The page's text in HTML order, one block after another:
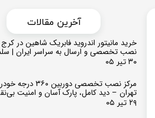
خرید مانیتور اندروید فابریک شاهین در
نصب تخصصی و ارسال به سراسر ایران |
۳۰ تیر ۰۵
مرکز نصب تخصصی
تهران – دید کامل، پارک آسان و امنیت
۲۹ تیر ۰۵
​​آخرین مقالات